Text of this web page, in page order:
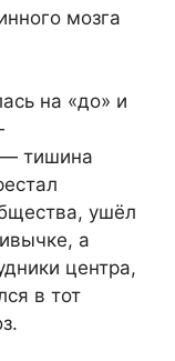
мозга
на «до» и
— тишина
ушёл
а
центра,
в тот